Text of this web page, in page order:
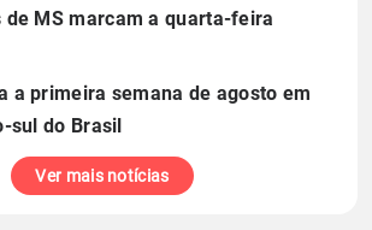
de MS marcam a quarta-feira
a primeira semana de agosto em
sul do Brasil
Ver mais notícias